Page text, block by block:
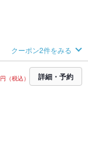
クーポン2件をみる
円（税込） 詳細・予約